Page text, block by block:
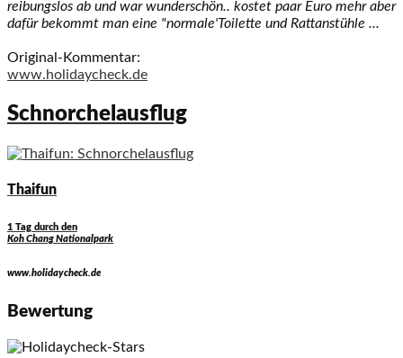
reibungslos ab und war wunderschön.. kostet paar Euro mehr aber
dafür bekommt man eine "normale'Toilette und Rattanstühle ...
Original-Kommentar:
www.holidaycheck.de
Schnorchelausflug
Thaifun
1 Tag durch den
Koh Chang Nationalpark
www.holidaycheck.de
Bewertung